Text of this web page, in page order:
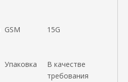
GSM 15G
Упаковка
В качестве
требования